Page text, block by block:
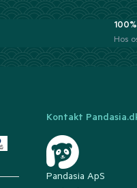
Hos
Kontakt
Pandasia ApS